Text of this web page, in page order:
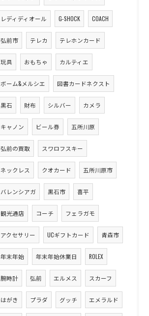
レディディオール G-SHOCK COACH
弘前市 テレカ テレホンカード
玩具 おもちゃ カルティエ
ボーム&メルシエ 図書カードネクスト
黒石 財布 シルバー カメラ
キャノン ビール券 五所川原
弘前の買取 スワロフスキー
ネックレス クオカード 五所川原市
バレンシアガ 黒石市 喜平
観光通店 コーチ フェラガモ
アクセサリー UCギフトカード 青森市
年末年始 年末年始休業日 ROLEX
腕時計 弘前 エルメス スカーフ
はがき プラダ グッチ エメラルド